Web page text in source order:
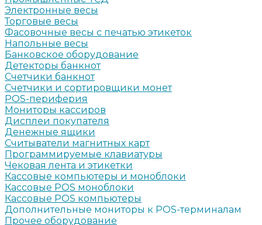
Электронные весы
Торговые весы
Фасовочные весы с печатью этикеток
Напольные весы
Банковское оборудование
Детекторы банкнот
Счетчики банкнот
Счетчики и сортировщики монет
POS-периферия
Мониторы кассиров
Дисплеи покупателя
Денежные ящики
Считыватели магнитных карт
Программируемые клавиатуры
Чековая лента и этикетки
Кассовые компьютеры и моноблоки
Кассовые POS моноблоки
Кассовые POS компьютеры
Дополнительные мониторы к POS-терминалам
Прочее оборудование